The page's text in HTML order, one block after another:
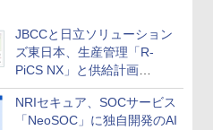
JBCCと日立ソリューション
ズ東日本、生産管理「R-
PiCS NX」と供給計画
「scSQUARE ISP」の連携サ
ービスを提供開始
NRIセキュア、SOCサービス
「NeoSOC」に独自開発のAI